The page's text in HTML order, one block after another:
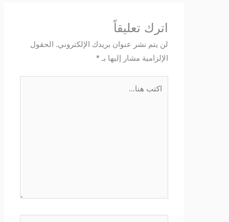
اترك تعليقاً
لن يتم نشر عنوان بريدك الإلكتروني. الحقول
الإلزامية مشار إليها بـ*